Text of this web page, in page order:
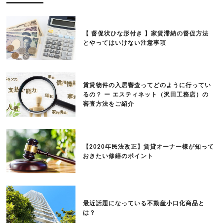
【 督促状ひな形付き 】家賃滞納の督促方法
とやってはいけない注意事項
賃貸物件の入居審査ってどのように行ってい
るの？ ー エスティネット（沢田工務店）の
審査方法をご紹介
【2020年民法改正】賃貸オーナー様が知って
おきたい修繕のポイント
最近話題になっている不動産小口化商品と
は？